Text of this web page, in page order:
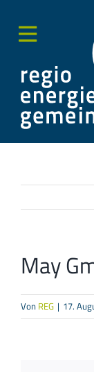
Inhalt
springen
May
Von REG | 17.
Sliding